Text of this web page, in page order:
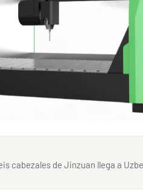
cabezales de Jinzuan llega a